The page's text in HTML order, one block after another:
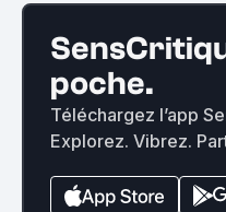
poche.
Téléchargez l’app
Explorez. Vibrez.